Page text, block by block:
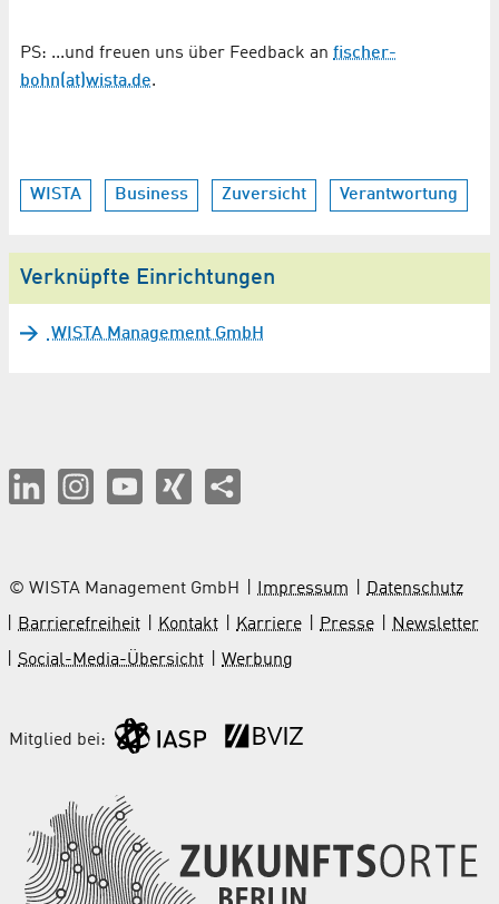
PS: ...und freuen uns über Feedback an fischer-
bohn(at)wista.de.
WISTA Business Zuversicht Verantwortung
Verknüpfte Einrichtungen
WISTA Management GmbH
© WISTA Management GmbH Impressum
Datenschutz
Barrierefreiheit
Kontakt Karriere Presse
Newsletter
Social-Media-Übersicht
Werbung
Mitglied bei: